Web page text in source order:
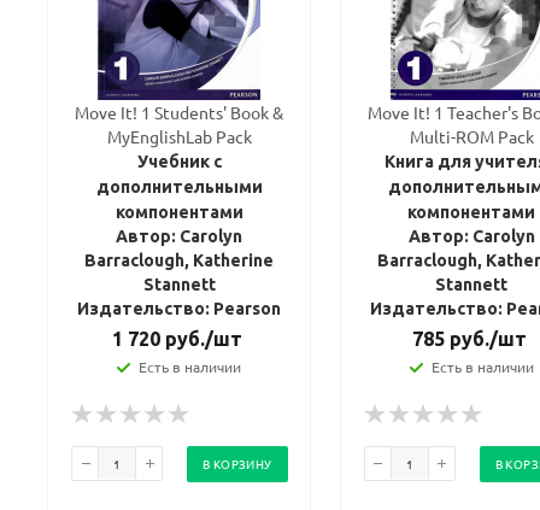
Move It! 1 Students' Book &
MyEnglishLab Pack
Учебник с
дополнительными
компонентами
Автор: Carolyn
Barraclough, Katherine
Stannett
Издательство: Pearson
1 720руб./шт
Есть в наличии
В КОРЗИНУ
Move It! 1 Teacher's
Multi-ROM Pack
Книга для
компонентами
Автор: Carolyn
Barraclough,
Stannett
Издательство:
785руб./шт
Есть в наличии
В